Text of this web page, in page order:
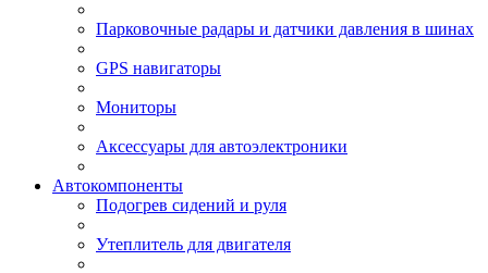
Парковочные радары и датчики давления в шинах
GPS навигаторы
Мониторы
Аксессуары для автоэлектроники
Автокомпоненты
Подогрев сидений и руля
Утеплитель для двигателя